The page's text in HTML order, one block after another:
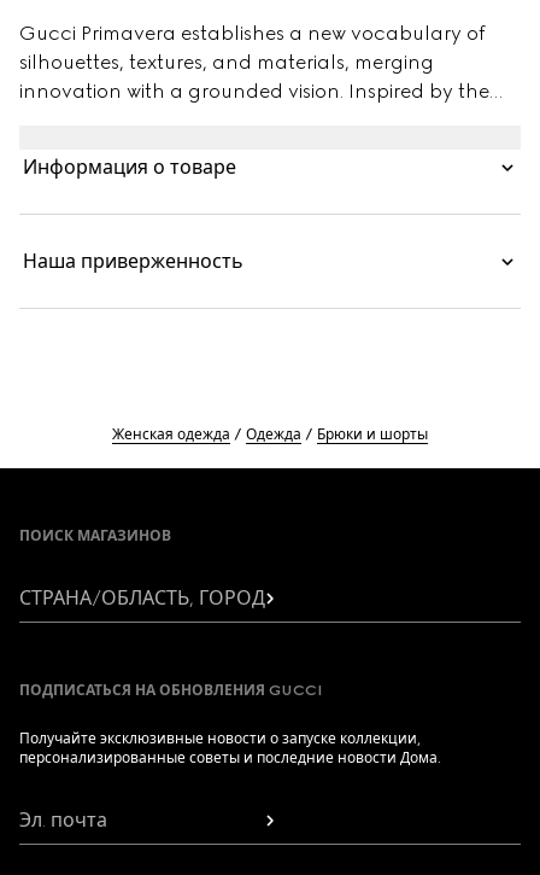
Gucci Primavera establishes a new vocabulary of
silhouettes, textures, and materials, merging
innovation with a grounded vision. Inspired by the
between masculine and feminine. Crafted from
Информация о товаре
Наша приверженность
Женская одежда Одежда Брюки и шорты
ПОИСК МАГАЗИНОВ
СТРАНА/ОБЛАСТЬ, ГОРОД
ПОДПИСАТЬСЯ НА ОБНОВЛЕНИЯ GUCCI
Получайте эксклюзивные новости о запуске коллекции,
персонализированные советы и последние новости Дома.
Эл. почта